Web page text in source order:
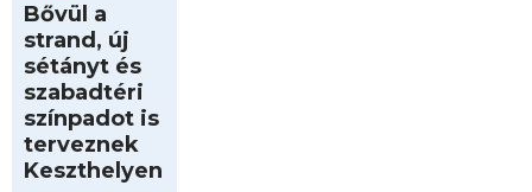
Bővül a
strand, új
sétányt és
szabadtéri
színpadot is
terveznek
Keszthelyen